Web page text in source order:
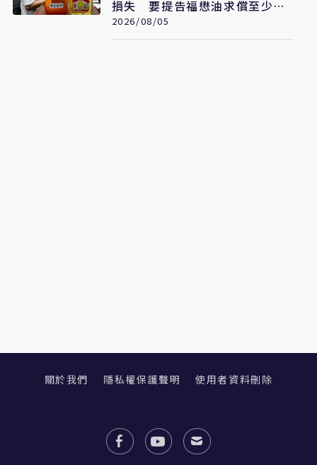
損失 要提告福懋油求償至少
2.43億元
2026/08/05
關於我們 隱私權保護聲明 使用者資料刪除